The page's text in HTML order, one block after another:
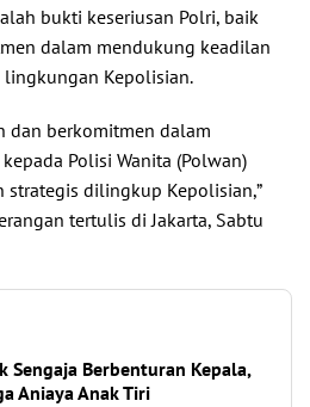
bukti keseriusan Polri, baik
dalam mendukung keadilan
lingkungan Kepolisian.
dan berkomitmen dalam
Polisi Wanita (Polwan)
dilingkup Kepolisian,”
tertulis di Jakarta, Sabtu
Sengaja Berbenturan Kepala,
Aniaya Anak Tiri